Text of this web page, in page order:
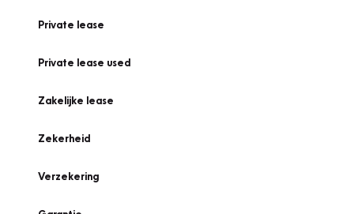
Private lease
Private lease used
Zakelijke lease
Zekerheid
Verzekering